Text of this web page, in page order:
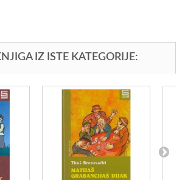
IZ ISTE KATEGORIJE: